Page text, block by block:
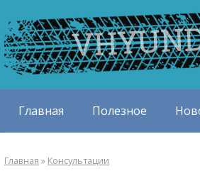
Главная Полезное
Главная » Консультации